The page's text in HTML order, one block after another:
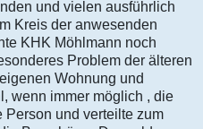
und vielen ausführlich
Kreis der anwesenden
KHK Möhlmann noch
Problem der älteren
Wohnung und
wenn immer möglich , die
Person und verteilte zum